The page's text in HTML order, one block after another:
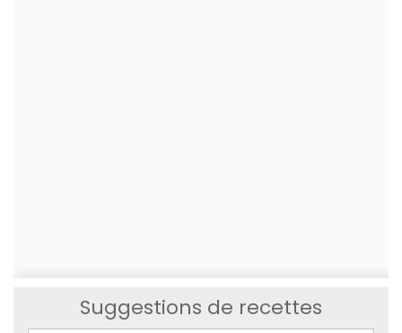
Suggestions de recettes